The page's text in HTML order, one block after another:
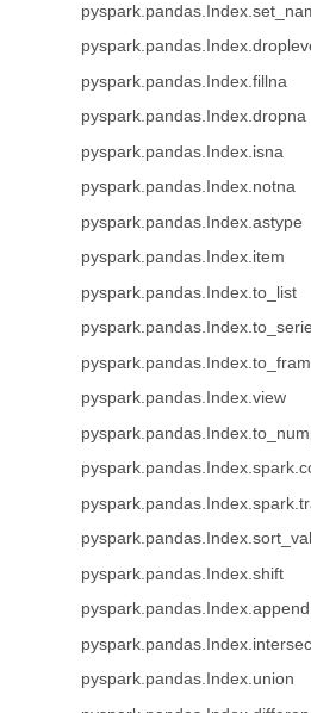
pyspark.pandas.Index.fillna
pyspark.pandas.Index.dropna
pyspark.pandas.Index.isna
pyspark.pandas.Index.notna
pyspark.pandas.Index.astype
pyspark.pandas.Index.item
pyspark.pandas.Index.to_list
pyspark.pandas.Index.view
pyspark.pandas.Index.shift
pyspark.pandas.Index.append
pyspark.pandas.Index.union